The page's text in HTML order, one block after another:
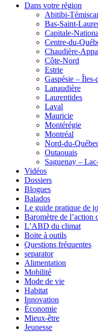
Dans votre région
Abitibi-
Bas-Saint-
Capitale-
Centre-du-
Chaudière-
Côte-Nord
Estrie
Gaspésie –
Lanaudière
Laurentides
Laval
Mauricie
Montérégie
Montréal
Nord-du-
Outaouais
Saguenay –
Vidéos
Dossiers
Blogues
Balados
Le guide pratique de
Baromètre de l’action
L’ABD du climat
Boite à outils
Questions fréquentes
separator
Alimentation
Mobilité
Mode de vie
Habitat
Innovation
Économie
Mieux-être
Jeunesse